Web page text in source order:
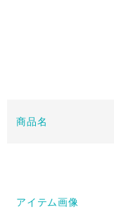
商品名
アイテム画像